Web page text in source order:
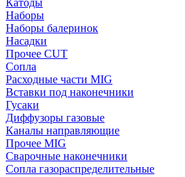
Катоды
Наборы
Наборы балеринок
Насадки
Прочее CUT
Сопла
Расходные части MIG
Вставки под наконечники
Гусаки
Диффузоры газовые
Каналы направляющие
Прочее MIG
Сварочные наконечники
Сопла газораспределительные